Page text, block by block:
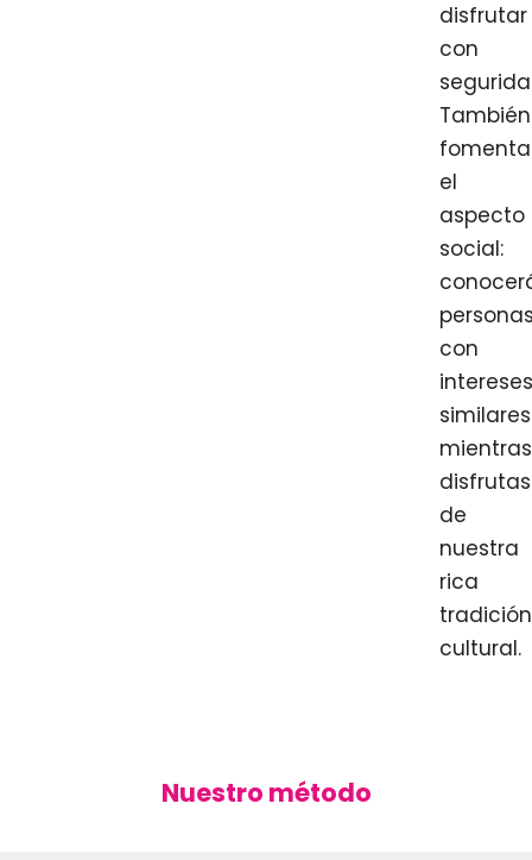
disfrutar
con
También
el
aspecto
social:
con
similares
mientras
disfrutas
de
nuestra
rica
tradición
cultural.
Nuestro método